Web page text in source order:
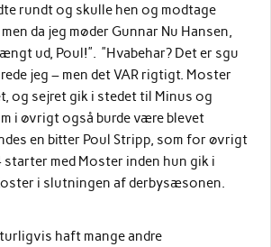
rundt og skulle hen og modtage
da jeg møder Gunnar Nu Hansen,
ud, Poul!”. ”Hvabehar? Det er sgu
jeg – men det VAR rigtigt. Moster
og sejret gik i stedet til Minus og
i øvrigt også burde være blevet
en bitter Poul Stripp, som for øvrigt
starter med Moster inden hun gik i
i slutningen af derbysæsonen.
haft mange andre